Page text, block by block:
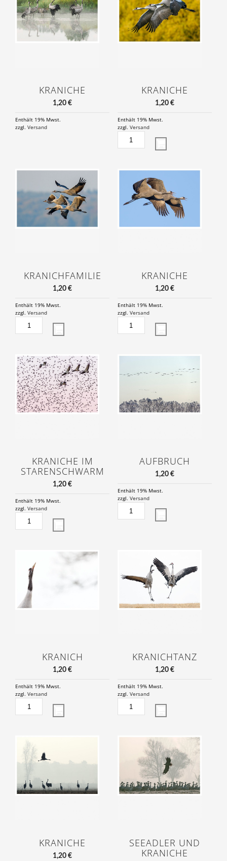
KRANICHE
1,20€
Enthält 19% Mwst.
zzgl. Versand
KRANICHE
1,20 €
Enthält 19% Mwst.
zzgl. Versand
KRANICHE
MENGE
KRANICHFAMILIE
1,20€
Enthält 19% Mwst.
zzgl. Versand
KRANICHFAMILIE
MENGE
KRANICHE
1,20 €
Enthält 19% Mwst.
zzgl. Versand
KRANICHE
MENGE
KRANICHE IM
STARENSCHWARM
1,20€
Enthält 19% Mwst.
zzgl. Versand
KRANICHE
IM
AUFBRUCH
1,20 €
Enthält 19% Mwst.
zzgl. Versand
AUFBRUCH
MENGE
KRANICH
1,20€
Enthält 19% Mwst.
zzgl. Versand
KRANICH
MENGE
KRANICHTANZ
1,20 €
Enthält 19% Mwst.
zzgl. Versand
KRANICHTANZ
MENGE
KRANICHE
1,20€
SEEADLER UND
KRANICHE